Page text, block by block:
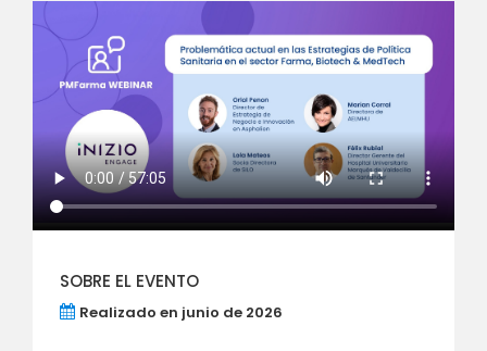
SOBRE EL EVENTO
Realizado en junio de 2026